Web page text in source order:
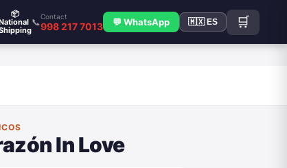
📦
📞
Contact
998 217 7013 💬 WhatsApp 🇲🇽 ES 🛒
In Love